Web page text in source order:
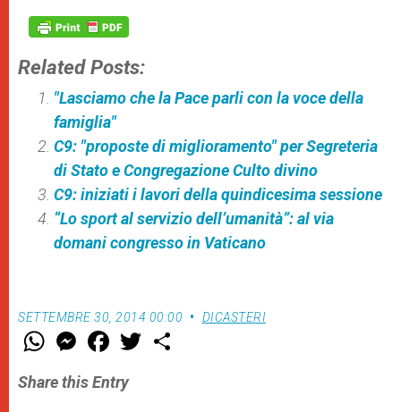
Related Posts:
"Lasciamo che la Pace parli con la voce della
famiglia"
C9: "proposte di miglioramento" per Segreteria
di Stato e Congregazione Culto divino
C9: iniziati i lavori della quindicesima sessione
“Lo sport al servizio dell’umanità”: al via
domani congresso in Vaticano
SETTEMBRE 30, 2014 00:00 DICASTERI
W
h
t
s
M
e
s
e
F
a
e
b
w
Share this Entry